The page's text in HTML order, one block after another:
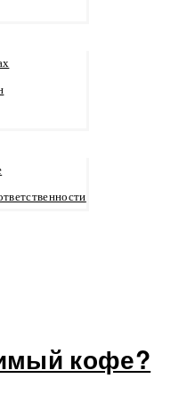
кофе?